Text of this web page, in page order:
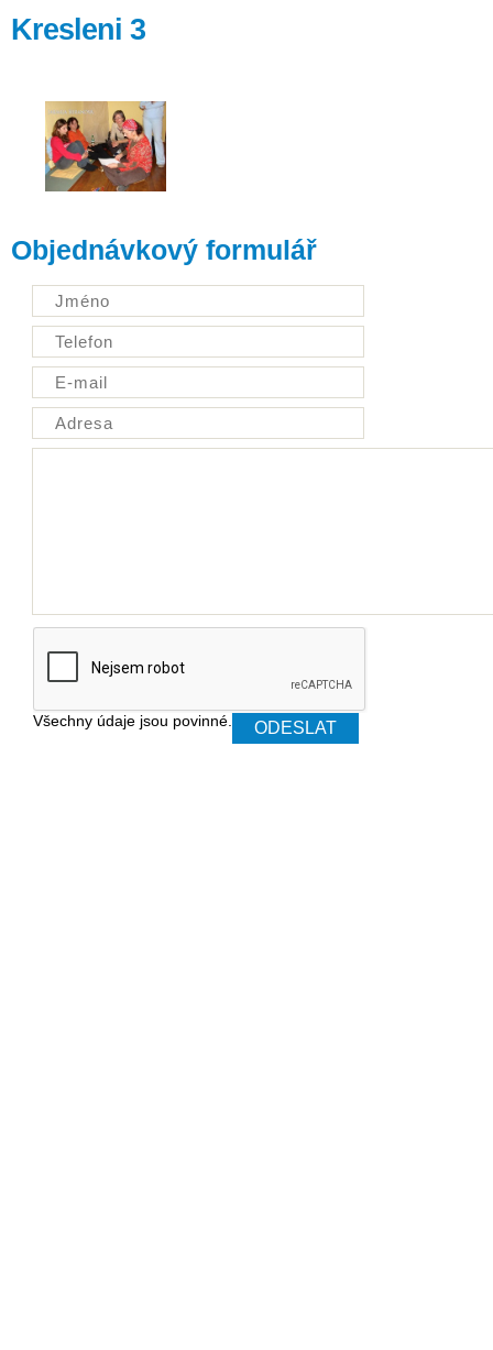
Kresleni 3
Objednávkový formulář
Všechny údaje jsou povinné.